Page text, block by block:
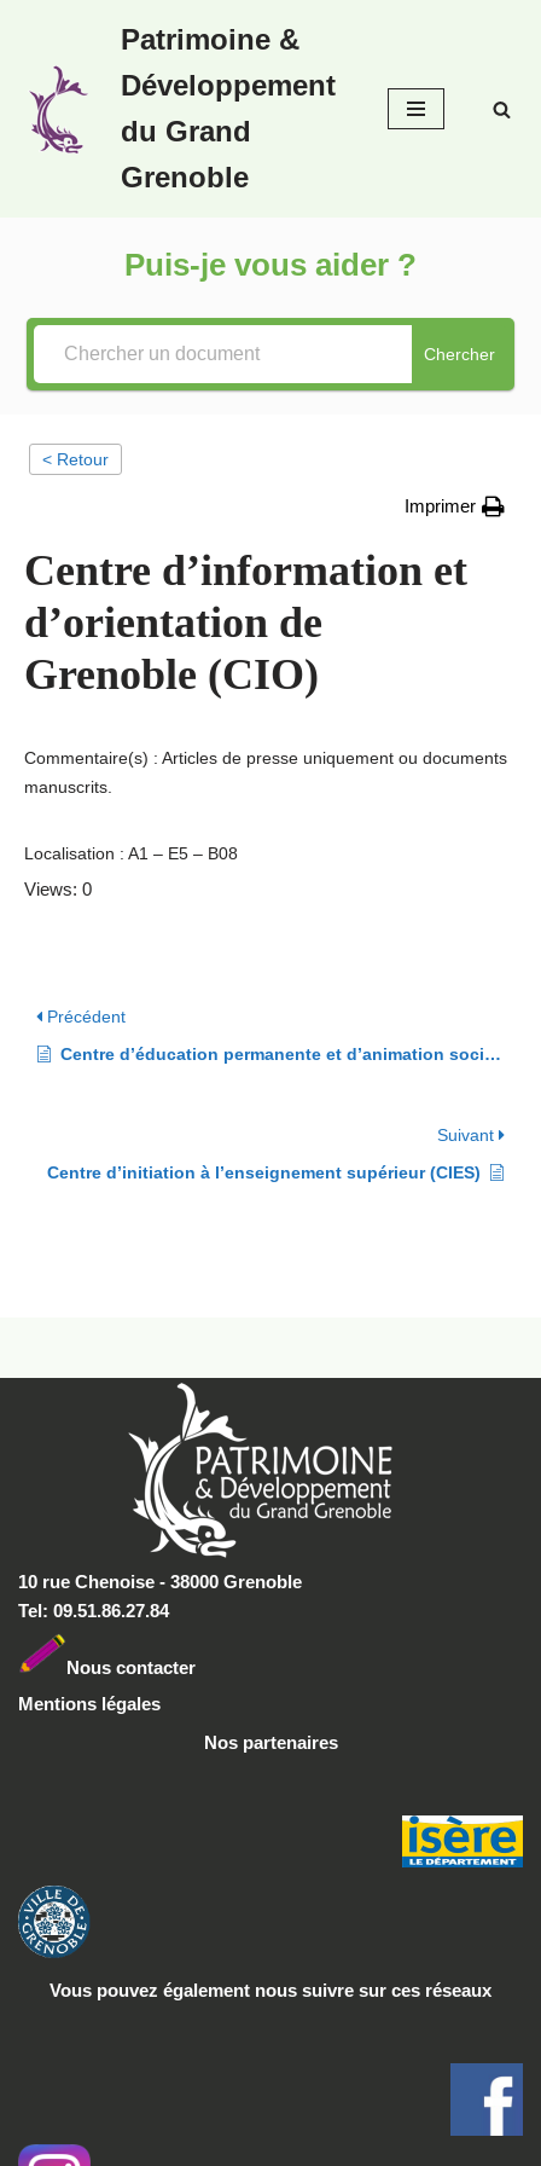
au
contenu
Patrimoine &
Développement
du Grand
Grenoble
Puis-je vous aider ?
Chercher
< Retour
Imprimer
Centre d’information et
d’orientation de
Grenoble (CIO)
Commentaire(s) : Articles de presse uniquement ou documents
manuscrits.
Localisation : A1 – E5 – B08
Views: 0
Précédent
Centre d’éducation permanente et d’animation sociale et culturelle (CEPASC)
Suivant
Centre d’initiation à l’enseignement supérieur (CIES)
10 rue Chenoise - 38000 Grenoble
Tel: 09.51.86.27.84
Nous contacter
Mentions légales
Nos partenaires
Vous pouvez également nous suivre sur ces réseaux